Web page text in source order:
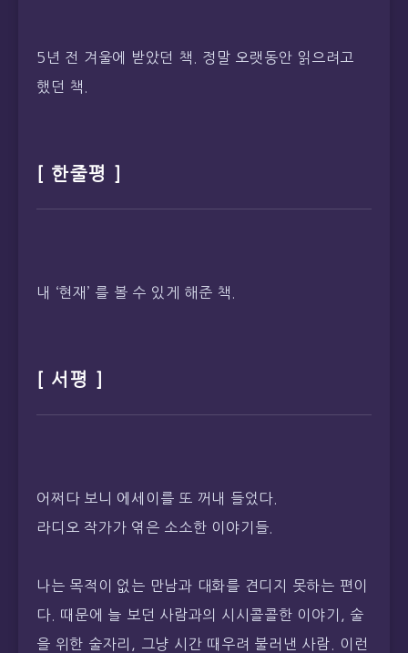
5년 전 겨울에 받았던 책. 정말 오랫동안 읽으려고
했던 책.
[ 한줄평 ]
내 ‘현재’ 를 볼 수 있게 해준 책.
[ 서평 ]
어쩌다 보니 에세이를 또 꺼내 들었다.
라디오 작가가 엮은 소소한 이야기들.
나는 목적이 없는 만남과 대화를 견디지 못하는 편이
다. 때문에 늘 보던 사람과의 시시콜콜한 이야기, 술
을 위한 술자리, 그냥 시간 때우려 불러낸 사람. 이런